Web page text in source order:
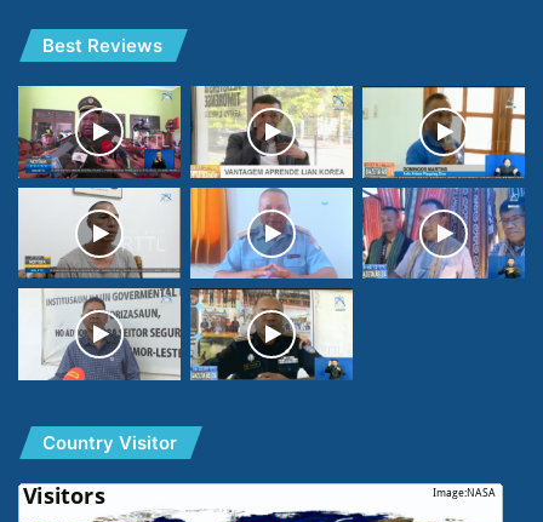
Best Reviews
Country Visitor